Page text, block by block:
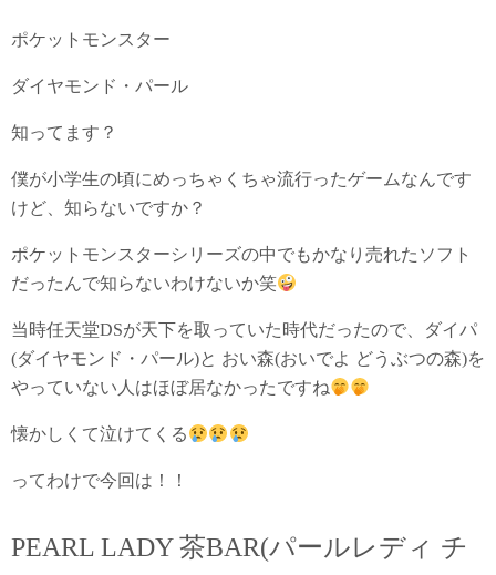
ポケットモンスター
ダイヤモンド・パール
知ってます？
僕が小学生の頃にめっちゃくちゃ流行ったゲームなんです
けど、知らないですか？
ポケットモンスターシリーズの中でもかなり売れたソフト
だったんで知らないわけないか笑
当時任天堂DSが天下を取っていた時代だったので、ダイパ
(ダイヤモンド・パール)と おい森(おいでよ どうぶつの森)を
やっていない人はほぼ居なかったですね
懐かしくて泣けてくる
ってわけで今回は！！
PEARL LADY 茶BAR(パールレディ チ